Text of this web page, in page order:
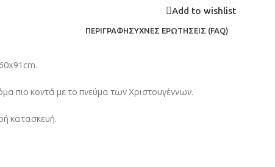
Add to wishlist
ΠΕΡΙΓΡΑΦΉΣΥΧΝΈΣ ΕΡΩΤΉΣΕΙΣ (FAQ)
πιο κοντά με το πνεύμα των Χριστουγέννων.
κατασκευή.